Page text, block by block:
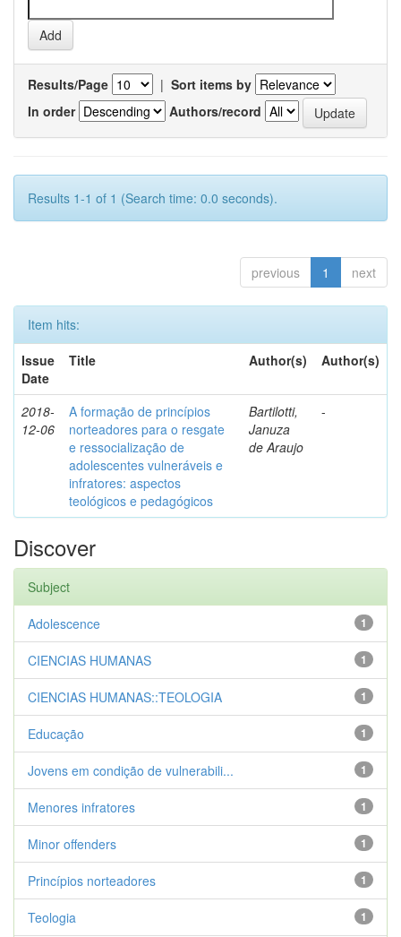
Results/Page | Sort items by
In order
Authors/record
Results 1-1 of 1 (Search time: 0.0 seconds).
previous 1 next
Item hits:
Issue
Date
Title Author(s) Author(s)
2018-
12-06
A formação de princípios
norteadores para o resgate
e ressocialização de
adolescentes vulneráveis e
infratores: aspectos
teológicos e pedagógicos
Bartilotti,
Januza
de Araujo
-
Discover
Subject
1
Adolescence
1
CIENCIAS HUMANAS
1
CIENCIAS HUMANAS::TEOLOGIA
1
Educação
1
Jovens em condição de vulnerabili...
1
Menores infratores
1
Minor offenders
1
Princípios norteadores
1
Teologia